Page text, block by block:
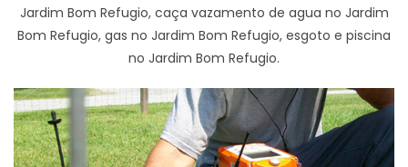
Jardim Bom Refugio, caça vazamento de agua no Jardim
Bom Refugio, gas no Jardim Bom Refugio, esgoto e piscina
no Jardim Bom Refugio.